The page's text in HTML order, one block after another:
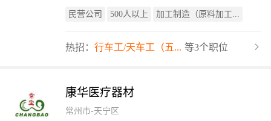
民营公司 500人以上 加工制造（原料加工...
热招： 行车工/天车工（五... 等3个职位
康华医疗器材
常州市-天宁区